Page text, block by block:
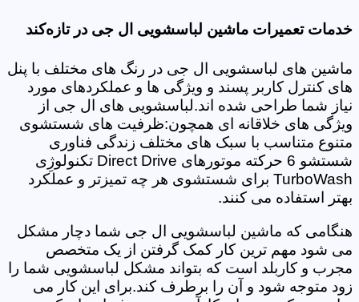
خدمات تعمیرات ماشین لباسشویی ال جی در تازه‌کند
ماشین های لباسشویی ال جی در رنگ های مختلف با پنل
های کنترل کاربر پسند و ویژگی ها و عملکردهای مورد
نیاز شما طراحی شده اند.لباسشویی های ال جی از
ویژگی های خلاقانه ای همچون:ظرفیت های شستشوی
متنوع متناسب با سبک های مختلف زندگی فناوری
شستشو 6 حرکته موتورهای Direct Drive تکنولوژِی
TurboWash برای شستشوی هر چه تمیزتر و عملکرد
بهتر استفاده می کنند.
هنگامی که ماشین لباسشویی ال جی شما دچار مشکل
می شود مهم ترین کار کمک گرفتن از یک متخصص
مجرب و کاربلد است که بتواند مشکل لباسشویی شما را
زود متوجه شود و آن را برطرف کند.برای این کار می